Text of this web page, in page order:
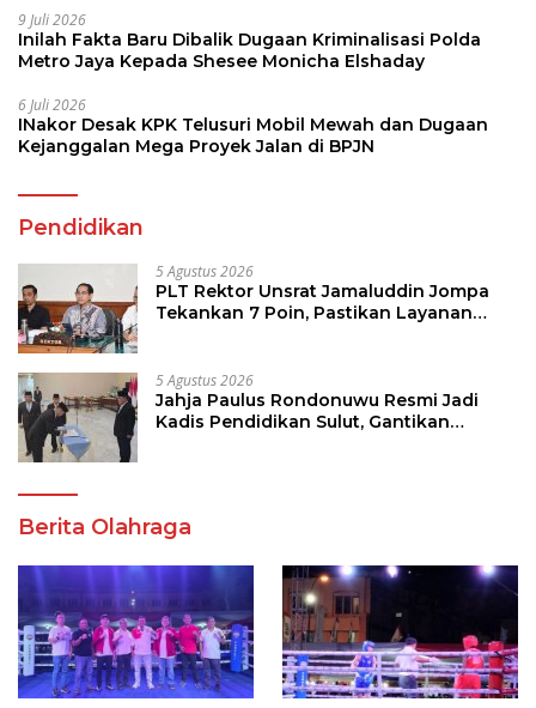
9 Juli 2026
Inilah Fakta Baru Dibalik Dugaan Kriminalisasi Polda
Metro Jaya Kepada Shesee Monicha Elshaday
6 Juli 2026
INakor Desak KPK Telusuri Mobil Mewah dan Dugaan
Kejanggalan Mega Proyek Jalan di BPJN
Pendidikan
5 Agustus 2026
PLT Rektor Unsrat Jamaluddin Jompa
Tekankan 7 Poin, Pastikan Layanan
5 Agustus 2026
Jahja Paulus Rondonuwu Resmi Jadi
Kadis Pendidikan Sulut, Gantikan
Berita Olahraga